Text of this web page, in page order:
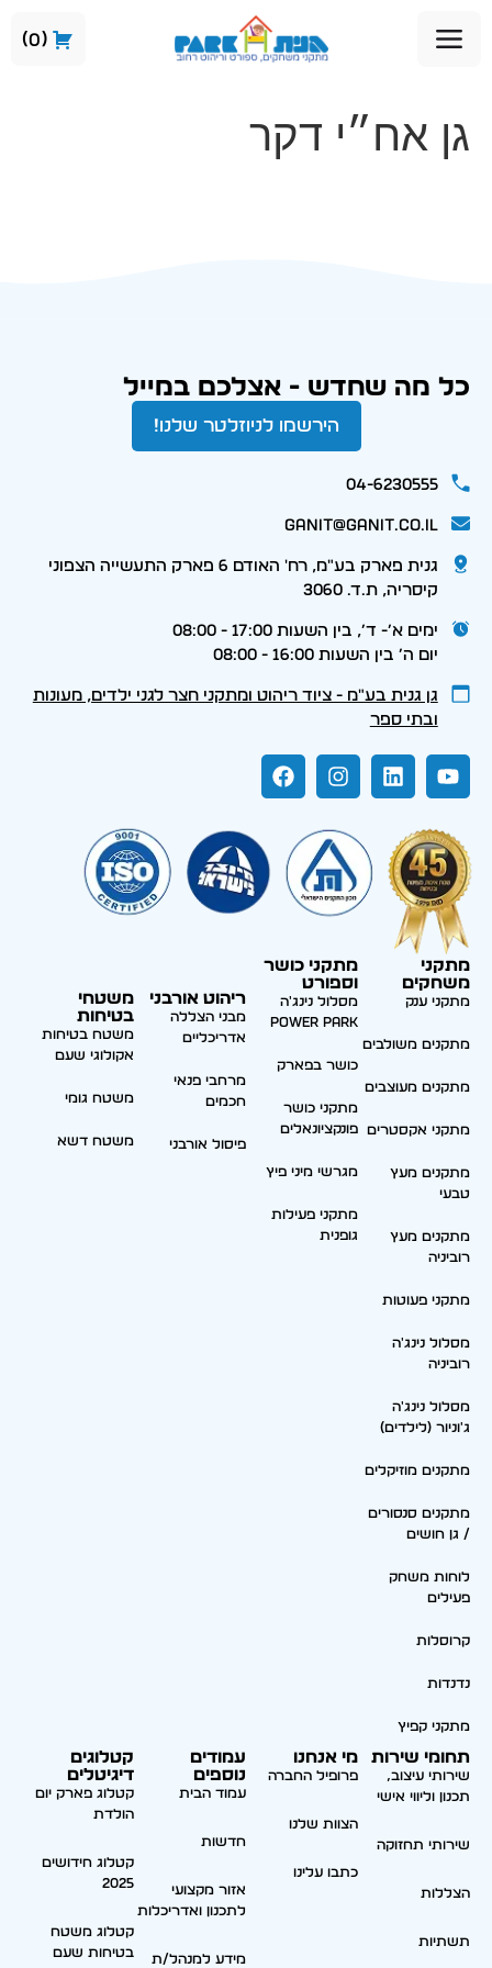
0
גן אח״י דקר
כל מה שחדש - אצלכם במייל
הירשמו לניוזלטר שלנו!
04-6230555
ganit@ganit.co.il
גנית פארק בע"מ, רח' האודם 6 פארק התעשייה הצפוני
קיסריה, ת.ד. 3060
ימים א׳- ד׳, בין השעות 17:00 - 08:00
יום ה׳ בין השעות 16:00 - 08:00
גן גנית בע״מ - ציוד ריהוט ומתקני חצר לגני ילדים, מעונות
ובתי ספר
מתקני
משחקים
מתקני ענק
מתקנים משולבים
מתקנים מעוצבים
מתקני אקסטרים
מתקנים מעץ
טבעי
מתקנים מעץ
רוביניה
מתקני פעוטות
מסלול נינג'ה
רוביניה
מסלול נינג'ה
ג'וניור (לילדים)
מתקנים מוזיקלים
מתקנים סנסורים
/ גן חושים
לוחות משחק
פעילים
קרוסלות
נדנדות
מתקני קפיץ
מתקני כושר
וספורט
מסלול נינג'ה
Power park
כושר בפארק
מתקני כושר
פונקציונאלים
מגרשי מיני פיץ
מתקני פעילות
גופנית
ריהוט אורבני
מבני הצללה
אדריכליים
מרחבי פנאי
חכמים
פיסול אורבני
משטחי
בטיחות
משטח בטיחות
אקולוגי שעם
משטח גומי
משטח דשא
תחומי שירות
שירותי עיצוב,
תכנון וליווי אישי
שירותי תחזוקה
הצללות
תשתיות
מי אנחנו
פרופיל החברה
הצוות שלנו
כתבו עלינו
עמודים
נוספים
עמוד הבית
חדשות
אזור מקצועי
לתכנון ואדריכלות
מידע למנהל/ת
קטלוגים
דיגיטלים
קטלוג פארק יום
הולדת
קטלוג חידושים
2025
קטלוג משטח
בטיחות שעם